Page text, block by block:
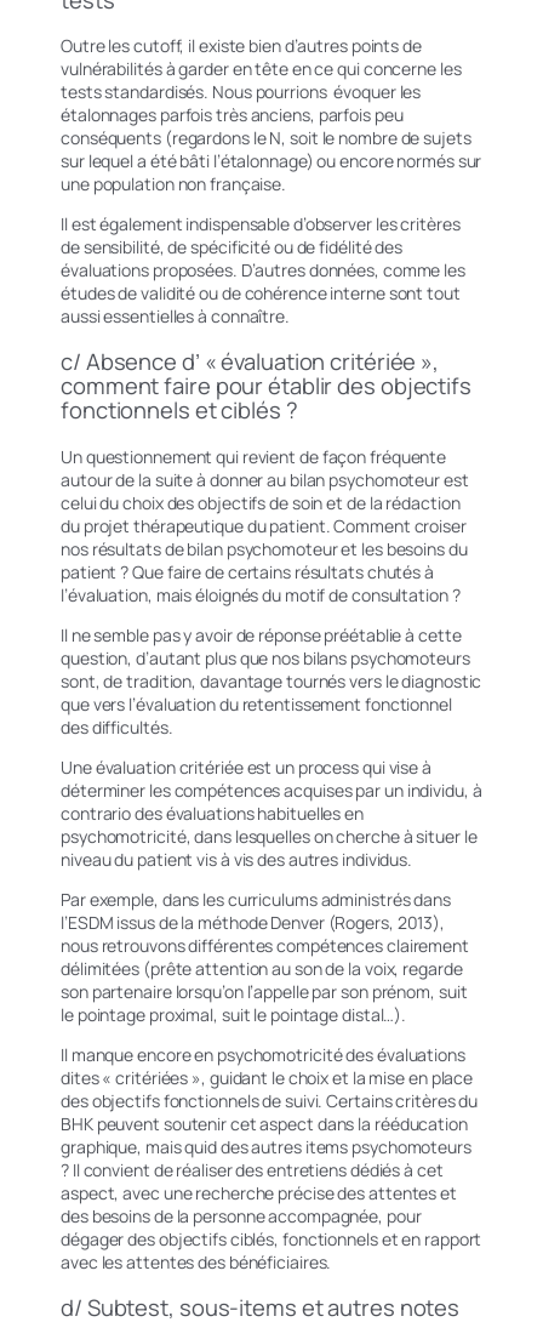
Outre les cutoff, il existe bien d’autres points de
vulnérabilités à garder en tête en ce qui concerne les
tests standardisés. Nous pourrions évoquer les
étalonnages parfois très anciens, parfois peu
conséquents (regardons le N, soit le nombre de sujets
sur lequel a été bâti l’étalonnage) ou encore normés sur
une population non française.
Il est également indispensable d’observer les critères
de sensibilité, de spécificité ou de fidélité des
évaluations proposées. D’autres données, comme les
études de validité ou de cohérence interne sont tout
aussi essentielles à connaître.
c/ Absence d’ « évaluation critériée »,
comment faire pour établir des objectifs
fonctionnels et ciblés ?
Un questionnement qui revient de façon fréquente
autour de la suite à donner au bilan psychomoteur est
celui du choix des objectifs de soin et de la rédaction
du projet thérapeutique du patient. Comment croiser
nos résultats de bilan psychomoteur et les besoins du
patient ? Que faire de certains résultats chutés à
l’évaluation, mais éloignés du motif de consultation ?
Il ne semble pas y avoir de réponse préétablie à cette
question, d’autant plus que nos bilans psychomoteurs
sont, de tradition, davantage tournés vers le diagnostic
que vers l’évaluation du retentissement fonctionnel
des difficultés.
Une évaluation critériée est un process qui vise à
déterminer les compétences acquises par un individu, à
contrario des évaluations habituelles en
psychomotricité, dans lesquelles on cherche à situer le
niveau du patient vis à vis des autres individus.
Par exemple, dans les curriculums administrés dans
l’ESDM issus de la méthode Denver (Rogers, 2013),
nous retrouvons différentes compétences clairement
délimitées (prête attention au son de la voix, regarde
son partenaire lorsqu’on l’appelle par son prénom, suit
le pointage proximal, suit le pointage distal…).
Il manque encore en psychomotricité des évaluations
dites « critériées », guidant le choix et la mise en place
des objectifs fonctionnels de suivi. Certains critères du
BHK peuvent soutenir cet aspect dans la rééducation
graphique, mais quid des autres items psychomoteurs
? Il convient de réaliser des entretiens dédiés à cet
aspect, avec une recherche précise des attentes et
des besoins de la personne accompagnée, pour
dégager des objectifs ciblés, fonctionnels et en rapport
avec les attentes des bénéficiaires.
d/ Subtest, sous-items et autres notes